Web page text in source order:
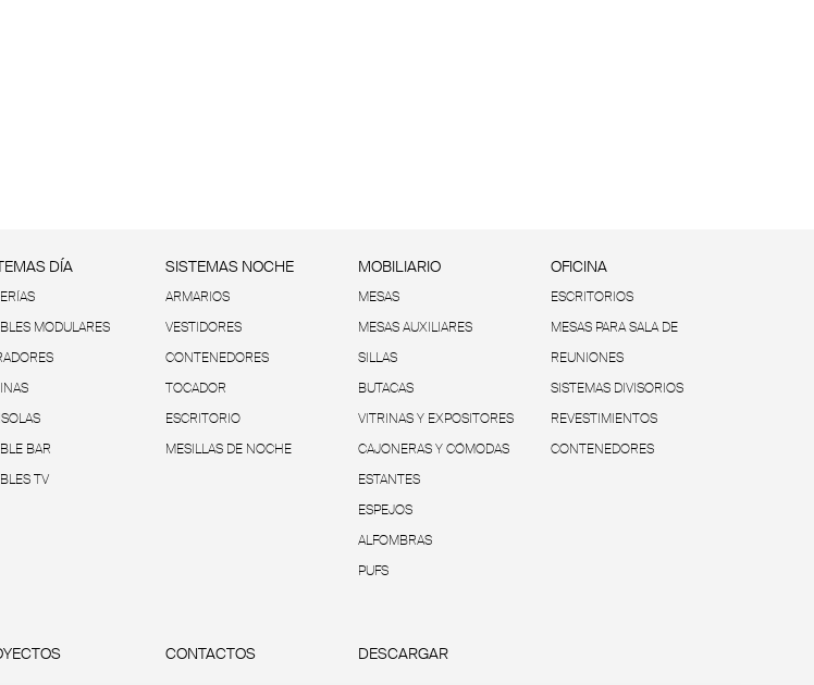
DÍA
MODULARES
BAR
TV
SISTEMAS NOCHE
ARMARIOS
VESTIDORES
CONTENEDORES
TOCADOR
ESCRITORIO
MESILLAS DE NOCHE
MOBILIARIO
MESAS
MESAS AUXILIARES
SILLAS
BUTACAS
VITRINAS Y EXPOSITORES
CAJONERAS Y CÓMODAS
ESTANTES
ESPEJOS
ALFOMBRAS
PUFS
OFICINA
ESCRITORIOS
MESAS PARA SALA DE
REUNIONES
SISTEMAS DIVISORIOS
REVESTIMIENTOS
CONTENEDORES
CONTACTOS DESCARGAR